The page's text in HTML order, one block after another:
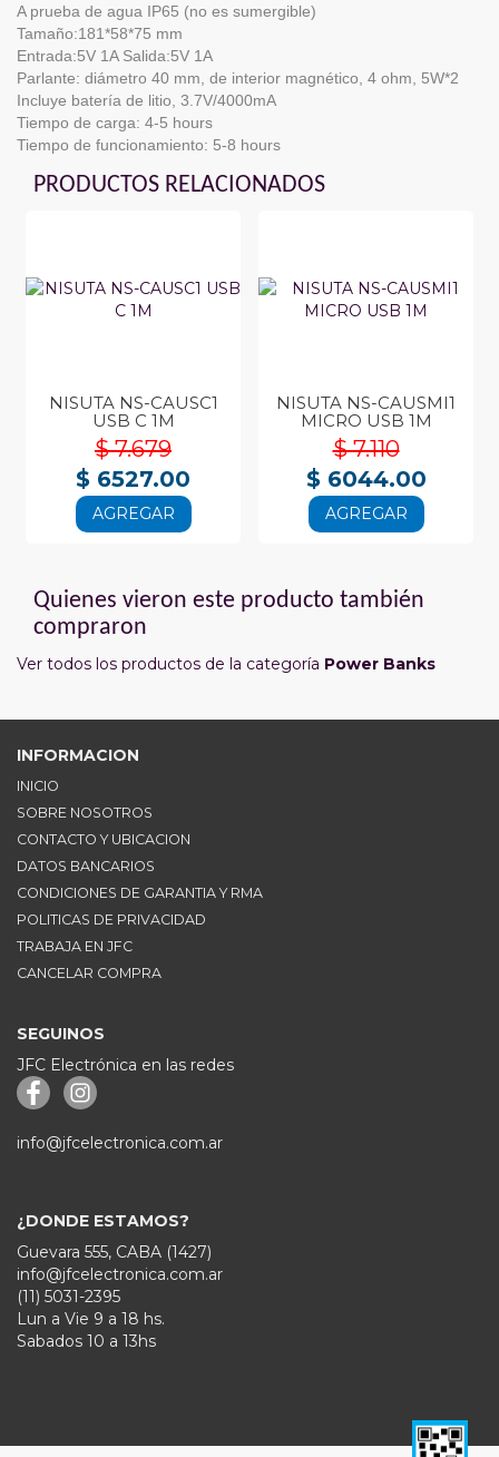
A prueba de agua IP65 (no es sumergible)
Tamaño:181*58*75 mm
Entrada:5V 1A Salida:5V 1A
Parlante: diámetro 40 mm, de interior magnético, 4 ohm, 5W*2
Incluye batería de litio, 3.7V/4000mA
Tiempo de carga: 4-5 hours
Tiempo de funcionamiento: 5-8 hours
PRODUCTOS RELACIONADOS
NISUTA NS-CAUSC1
USB C 1M
$ 7.679
$ 6527.00
AGREGAR
NISUTA NS-CAUSMI1
MICRO USB 1M
$ 7.110
$ 6044.00
AGREGAR
Quienes vieron este producto también
compraron
Ver todos los productos de la categoría Power Banks
INFORMACION
INICIO
SOBRE NOSOTROS
CONTACTO Y UBICACION
DATOS BANCARIOS
CONDICIONES DE GARANTIA Y RMA
POLITICAS DE PRIVACIDAD
TRABAJA EN JFC
CANCELAR COMPRA
SEGUINOS
JFC Electrónica en las redes
info@jfcelectronica.com.ar
¿DONDE ESTAMOS?
Guevara 555, CABA (1427)
info@jfcelectronica.com.ar
(11) 5031-2395
Lun a Vie 9 a 18 hs.
Sabados 10 a 13hs